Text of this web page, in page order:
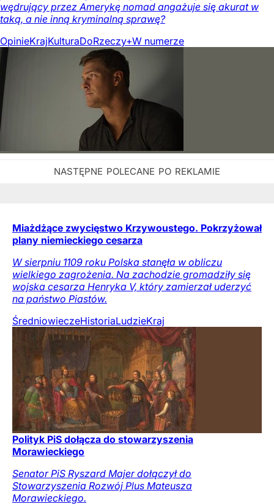
wędrujący przez Amerykę nomad angażuje się akurat w
taką, a nie inną kryminalną sprawę?
OpinieKrajKulturaDoRzeczy+W numerze
Miażdżące zwycięstwo Krzywoustego. Pokrzyżował
plany niemieckiego cesarza
W sierpniu 1109 roku Polska stanęła w obliczu
wielkiego zagrożenia. Na zachodzie gromadziły się
wojska cesarza Henryka V, który zamierzał uderzyć
na państwo Piastów.
ŚredniowieczeHistoriaLudzieKraj
Polityk PiS dołącza do stowarzyszenia
Morawieckiego
Senator PiS Ryszard Majer dołączył do
Stowarzyszenia Rozwój Plus Mateusza
Morawieckiego.